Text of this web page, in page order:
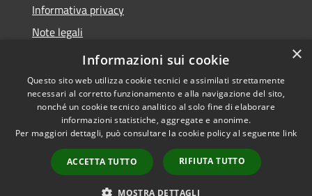
Informativa privacy
Note legali
Dichiarazione di accessibilità
Accessibilità
Copyright © 2026 • Comune di
Cene • Powered by
Municipium•
Accesso
redazione
×
Informazioni sui cookie
Questo sito web utilizza cookie tecnici e assimilati strettamente
necessari al corretto funzionamento e alla navigazione del sito,
nonché un cookie tecnico analitico al solo fine di elaborare
informazioni statistiche, aggregate e anonime.
Per maggiori dettagli, può consultare la cookie policy al seguente link
ACCETTA TUTTO RIFIUTA TUTTO
MOSTRA DETTAGLI